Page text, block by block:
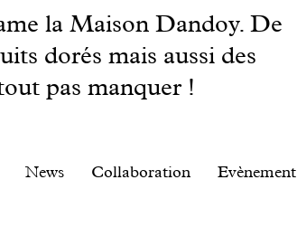
la Maison Dandoy. De
dorés mais aussi des
pas manquer !
News Collaboration Evènement